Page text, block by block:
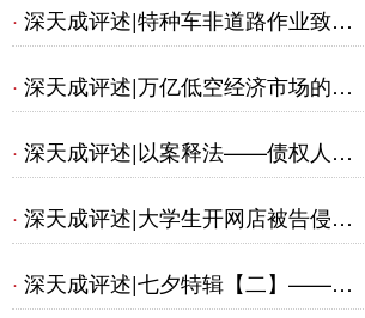
示与说明义务的新挑战
· 深天成评述|特种车非道路作业致第
三人损害——浅谈交强险赔付的司法
· 深天成评述|万亿低空经济市场的法
律现状及实务应对
· 深天成评述|以案释法——债权人能
否在破产程序中追缴股东出资
· 深天成评述|大学生开网店被告侵权
——简析《老板电器公司与王某侵害
· 深天成评述|七夕特辑【二】——婚